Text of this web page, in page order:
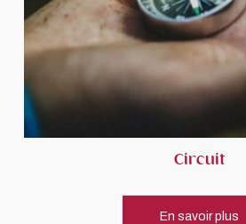
Circuit